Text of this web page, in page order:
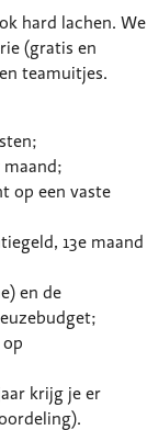
hard lachen. We
(gratis en
teamuitjes.
op een vaste
13e maand
en de
krijg je er